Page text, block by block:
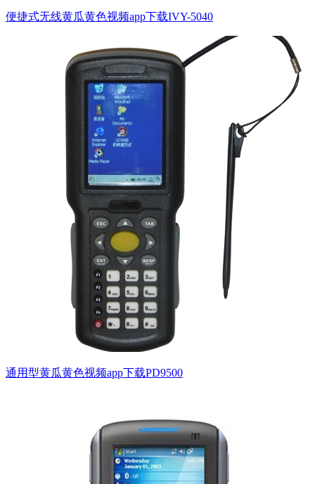
便捷式无线黄瓜黄色视频app下载IVY-5040
通用型黄瓜黄色视频app下载PD9500